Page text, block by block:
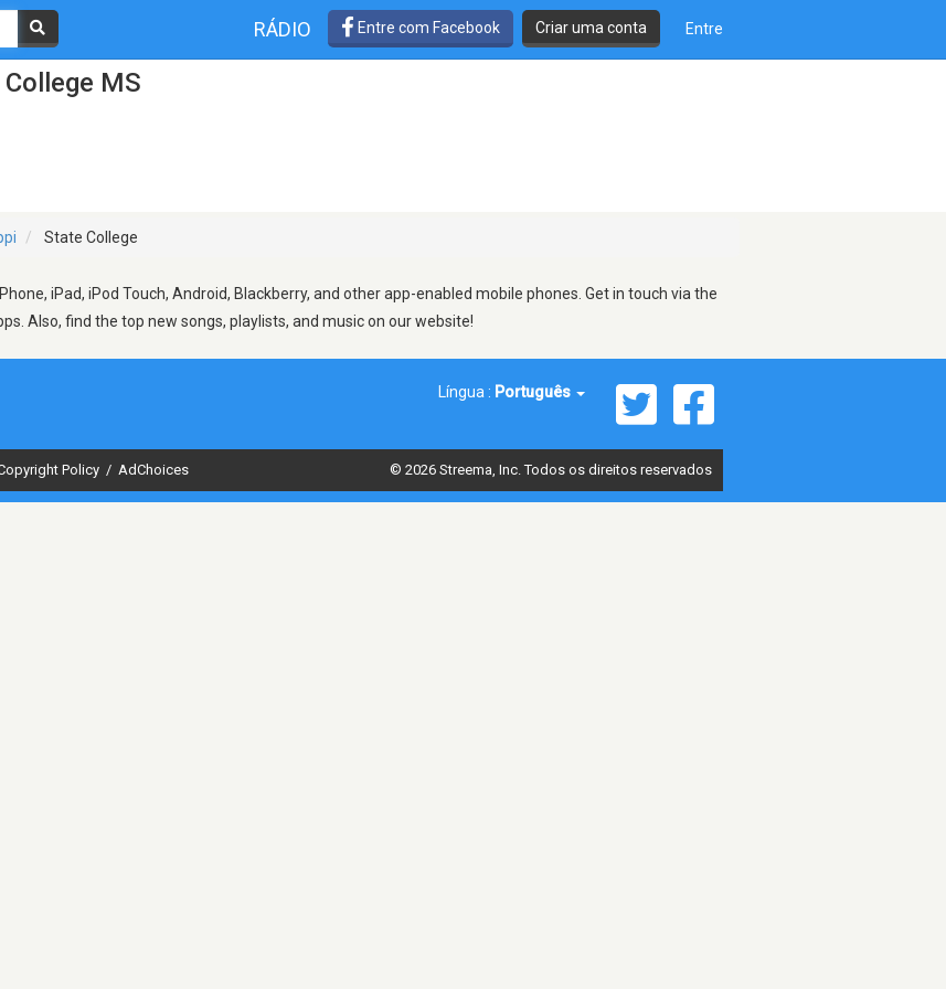
RÁDIO Entre com Facebook Criar uma conta Entre
MS
State College
iPad, iPod Touch, Android, Blackberry, and other app-enabled mobile phones. Get in touch via the
Also, find the top new songs, playlists, and music on our website!
Língua : Português
Policy / AdChoices © 2026 Streema, Inc. Todos os direitos reservados